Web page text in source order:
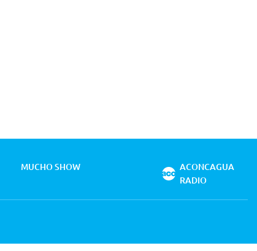
MUCHO SHOW
ACONCAGUA
RADIO